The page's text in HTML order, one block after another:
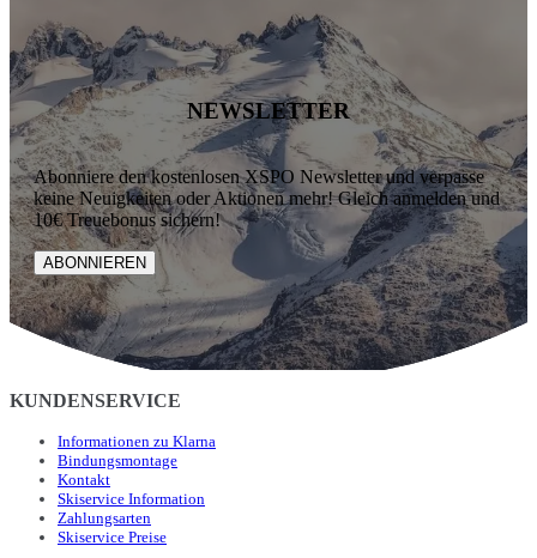
NEWSLETTER
Abonniere den kostenlosen XSPO Newsletter und verpasse
keine Neuigkeiten oder Aktionen mehr! Gleich anmelden und
10€ Treuebonus sichern!
ABONNIEREN
KUNDENSERVICE
Informationen zu Klarna
Bindungsmontage
Kontakt
Skiservice Information
Zahlungsarten
Skiservice Preise